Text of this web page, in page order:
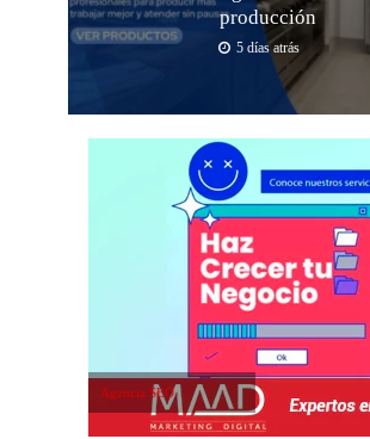
producción
5 días atrás
Agencia SEO